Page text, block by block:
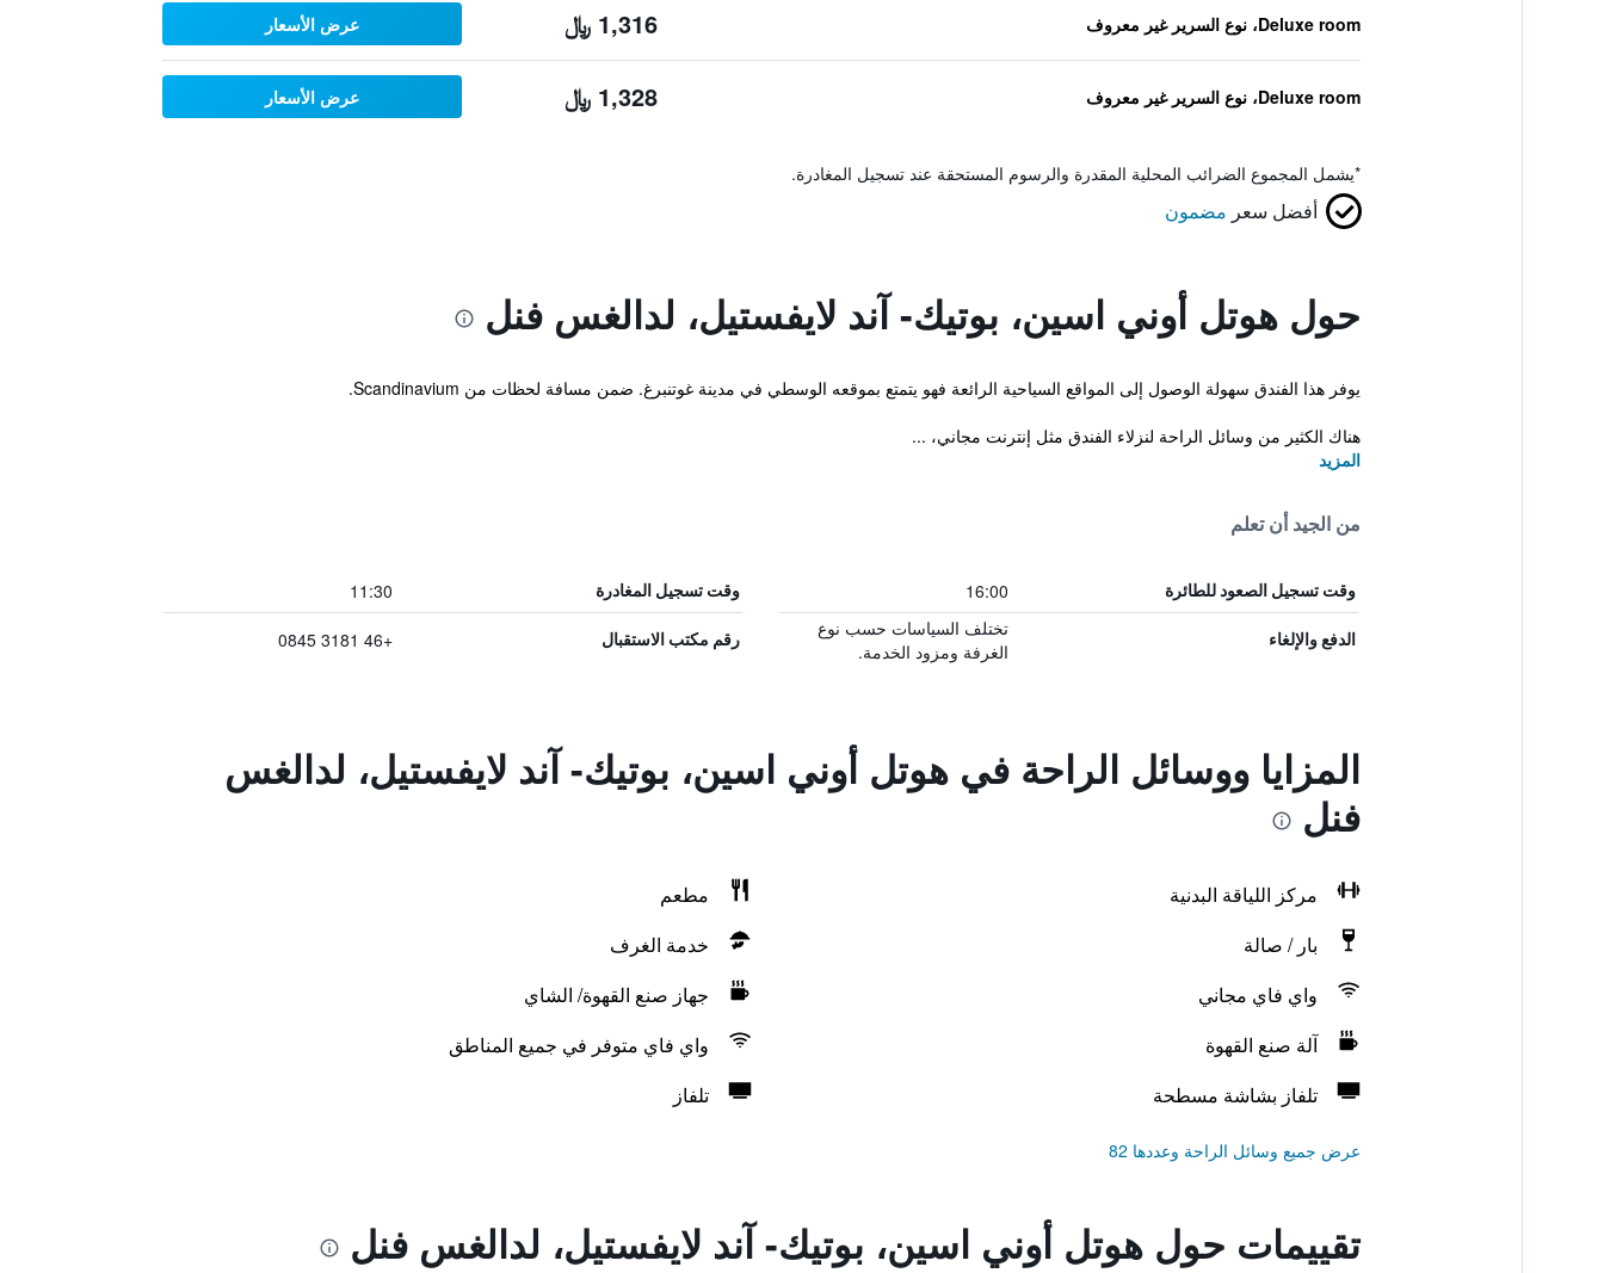
Deluxe room، نوع السرير غير معروف 1,316 ﷼ عرض الأسعار
Deluxe room، نوع السرير غير معروف 1,328 ﷼ عرض الأسعار
*يشمل المجموع الضرائب المحلية المقدرة والرسوم المستحقة عند تسجيل المغادرة.
أفضل سعر مضمون
حول هوتل أوني اسين، بوتيك- آند لايفستيل، لدالغس فنل
يوفر هذا الفندق سهولة الوصول إلى المواقع السياحية الرائعة فهو يتمتع بموقعه الوسطي في مدينة غوتنبرغ. ضمن مسافة لحظات من Scandinavium.
هناك الكثير من وسائل الراحة لنزلاء الفندق مثل إنترنت مجاني، ...
المزيد
من الجيد أن تعلم
وقت تسجيل الصعود للطائرة 16:00 وقت تسجيل المغادرة 11:30
الدفع والإلغاء
تختلف السياسات حسب نوع
الغرفة ومزود الخدمة.
رقم مكتب الاستقبال +46 3181 0845
المزايا ووسائل الراحة في هوتل أوني اسين، بوتيك- آند لايفستيل، لدالغس
فنل
مركز اللياقة البدنية
مطعم
بار / صالة
خدمة الغرف
واي فاي مجاني
جهاز صنع القهوة/ الشاي
آلة صنع القهوة
واي فاي متوفر في جميع المناطق
تلفاز بشاشة مسطحة
تلفاز
عرض جميع وسائل الراحة وعددها 82
تقييمات حول هوتل أوني اسين، بوتيك- آند لايفستيل، لدالغس فنل